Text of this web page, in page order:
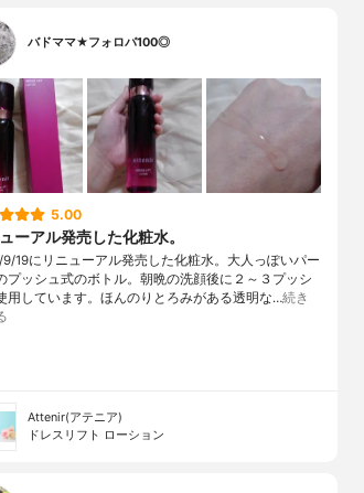
バドママ★フォロバ100◎
5.00
ーアル発売した化粧水。
19にリニューアル発売した化粧水。大人っぽいパー
プッシュ式のボトル。朝晩の洗顔後に２～３プッシ
用しています。ほんのりとろみがある透明な…続き
Attenir(アテニア)
ドレスリフト ローション